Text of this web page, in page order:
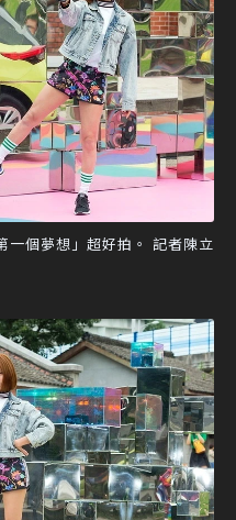
一個夢想」超好拍。 記者陳立